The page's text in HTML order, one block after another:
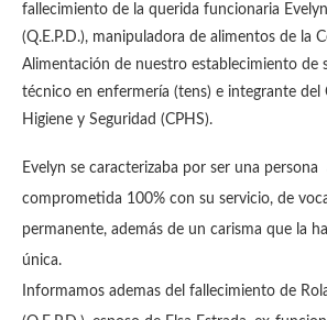
fallecimiento de la querida funcionaria
(Q.E.P.D.), manipuladora de alimentos de la
Alimentación de nuestro establecimiento de
técnico en enfermería (tens) e integrante del
Higiene y Seguridad (CPHS).
Evelyn se caracterizaba por ser una persona
comprometida 100% con su servicio, de
permanente, además de un carisma que la
única.
Informamos ademas del fallecimiento de